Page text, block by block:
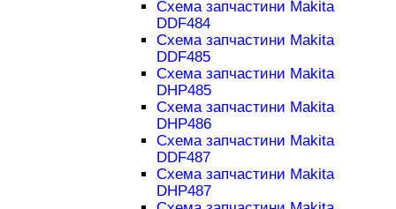
Схема запчастини Makita
DDF484
Схема запчастини Makita
DDF485
Схема запчастини Makita
DHP485
Схема запчастини Makita
DHP486
Схема запчастини Makita
DDF487
Схема запчастини Makita
DHP487